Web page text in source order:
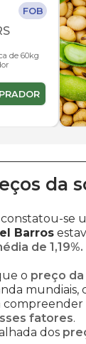
FOB
de 60kg
da
se
Barros
de 1,19%.
o preço da
fatores.
dos